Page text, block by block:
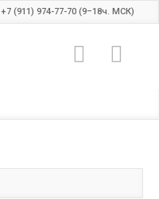
+7 (911) 974-77-70 (9–18ч. МСК)